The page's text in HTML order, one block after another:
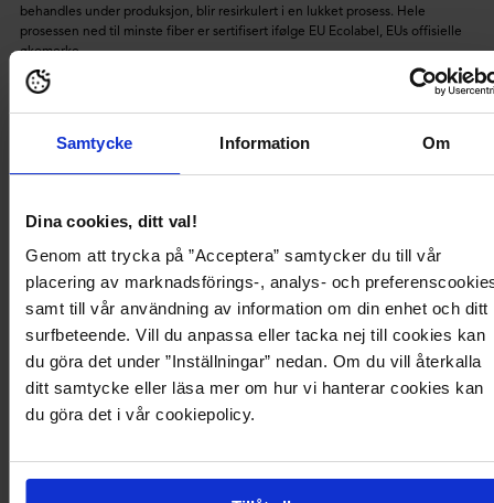
Samtycke Information Om
Dina cookies, ditt val!
Genom att trycka på ”Acceptera” samtycker du till vår
placering av marknadsförings-, analys- och
samt till vår användning av information om din enhet och ditt
surfbeteende. Vill du anpassa eller tacka nej till cookies kan
du göra det under ”Inställningar” nedan. Om du vill återkalla
ditt samtycke eller läsa mer om hur vi hanterar cookies kan
du göra det i vår cookiepolicy.
behandles under produksjon, blir resirkulert i en lukket prosess. Hele
prosessen ned til minste fiber er sertifisert ifølge EU Ecolabel, EUs offisielle
økomerke.
LENZING™ ECOVERO™
Produktbeskrivelse
- Stretchy, myk kvalitet.
- Benlengde på innsiden: 86 cm i størrelse S.
- LENZING™ ECOVERO™ er en viskosefiber utviklet av selskapet Lenzing
AG. Sammenlignet med tradisjonelt produsert viskose, er prosessen mer
ressurseffektiv med mindre klimapåvirkning, noe som leder til færre vann- og
luftforurensninger. Majoriteten av kjemikaliene som brukes når tremassen
behandles under produksjon, blir resirkulert i en lukket prosess. Hele
økomerke.